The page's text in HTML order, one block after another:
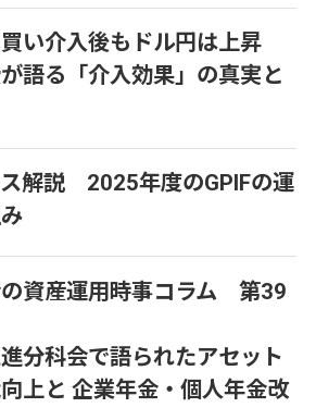
買い介入後もドル円は上昇
語る「介入効果」の真実と
解説 2025年度のGPIFの運
資産運用時事コラム 第39
分科会で語られたアセット
上と 企業年金・個人年金改